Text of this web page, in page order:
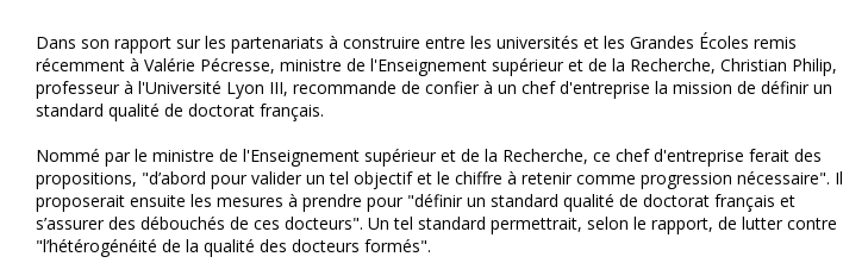
Dans son rapport sur les partenariats à construire entre les universités et les Grandes Écoles remis
récemment à Valérie Pécresse, ministre de l'Enseignement supérieur et de la Recherche, Christian Philip,
professeur à l'Université Lyon III, recommande de confier à un chef d'entreprise la mission de définir un
standard qualité de doctorat français.
Nommé par le ministre de l'Enseignement supérieur et de la Recherche, ce chef d'entreprise ferait des
propositions, "d’abord pour valider un tel objectif et le chiffre à retenir comme progression nécessaire". Il
proposerait ensuite les mesures à prendre pour "définir un standard qualité de doctorat français et
s’assurer des débouchés de ces docteurs". Un tel standard permettrait, selon le rapport, de lutter contre
"l’hétérogénéité de la qualité des docteurs formés".